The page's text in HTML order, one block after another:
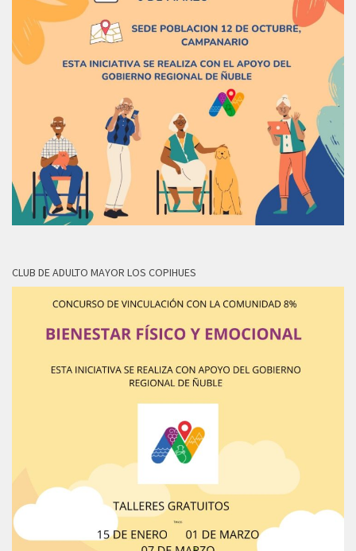
CLUB DE ADULTO MAYOR LOS COPIHUES